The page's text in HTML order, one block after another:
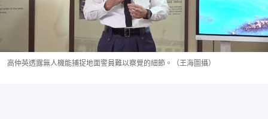
高仲英透露無人機能捕捉地面警員難以察覺的細節。（王海圖攝）